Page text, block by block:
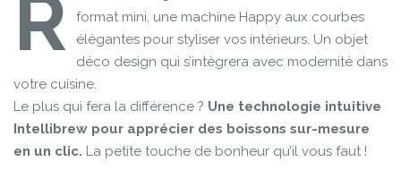
R
format mini, une machine Happy aux courbes
élégantes pour styliser vos intérieurs. Un objet
déco design qui s’intègrera avec modernité dans
votre cuisine.
Le plus qui fera la différence ? Une technologie intuitive
Intellibrew pour apprécier des boissons sur-mesure
en un clic. La petite touche de bonheur qu’il vous faut !